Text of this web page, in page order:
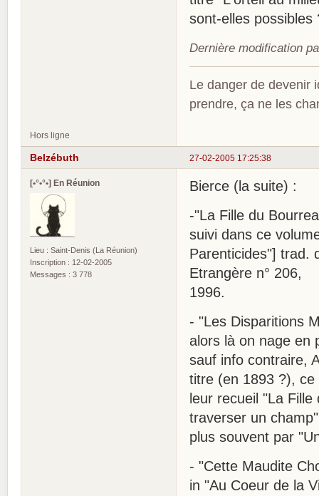
sont-elles possibles
Dernière modification
Le danger de devenir
prendre, ça ne les
Hors ligne
27-02-2005 17:25:38
Belzébuth
[•°•°•] En Réunion
Lieu : Saint-Denis (La Réunion)
Inscription : 12-02-2005
Messages : 3 778
Bierce (la suite) :
-"La Fille du
suivi dans ce
Parenticides"] trad.
Etrangère n° 206,
1996.
- "Les Disparitions
alors là on nage en
sauf info contraire,
titre (en 1893 ?),
leur recueil "La
traverser un
plus souvent par
- "Cette Maudite
in "Au Coeur de la